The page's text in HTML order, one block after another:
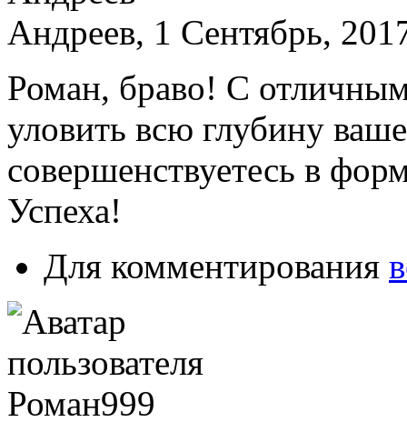
Андреев, 1 Сентябрь,
Роман, браво! С
уловить всю глубину
совершенствуетесь в
Успеха!
Для комментирования